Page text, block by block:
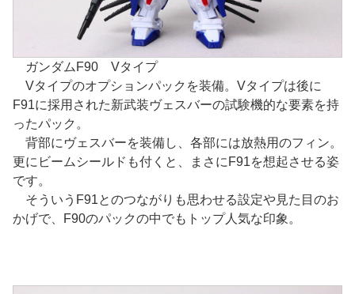
ガンダムF90 Vタイプ
Vタイプのオプションパックを装備。Vタイプは後に
F91に採用された新武装ヴェスバーの試験機的な要素を持
ったパック。
背部にヴェスバーを装備し、各部には放熱用のフィン。
更にビームシールドも付くと、まさにF91を想起させる姿
です。
そういうF91とのつながりも思わせる設定や見た目のお
かげで、F90のパックの中でもトップ人気な印象。